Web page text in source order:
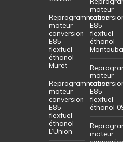
Reprogrammation
moteur
conversion
E85
flexfuel
éthanol
Muret
Reprogrammation
moteur
conversion
E85
flexfuel
éthanol
L’Union
moteur
E85
flexfuel
éthanol
moteur
E85
flexfuel
éthanol
moteur